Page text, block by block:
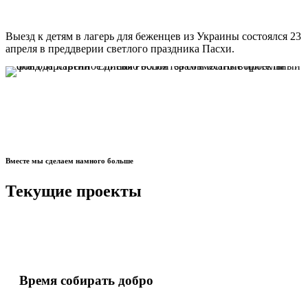
Выезд к детям в лагерь для беженцев из Украины состоялся 23
апреля в преддверии светлого праздника Пасхи.
Вместе мы сделаем намного больше
Текущие проекты
Время собирать добро